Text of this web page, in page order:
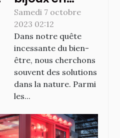
pierre
précieuse
peuvent
améliorer le
bien-être
quotidien
Samedi 7 octobre
2023 02:12
Dans notre quête
incessante du bien-
être, nous cherchons
souvent des solutions
dans la nature. Parmi
les...